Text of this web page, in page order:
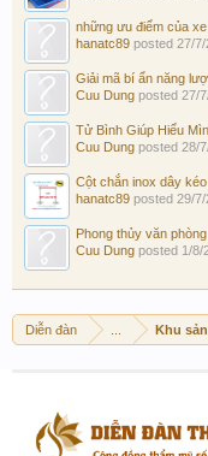
những ưu điểm của xe
hanatc89 posted 27/7/
Giải mã bí ẩn năng
Cuu Dung posted 27/
Tử Bình Giúp Hiểu
Cuu Dung posted 28/
Cột chắn inox dây kéo
hanatc89 posted 29/7/
Phong thủy văn phòng
Cuu Dung posted 1/8/
Diễn đàn Khu